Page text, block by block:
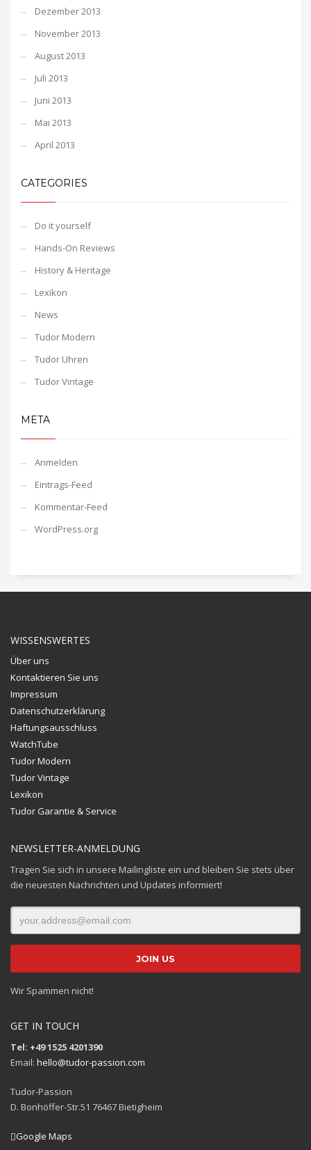
Dezember 2013
November 2013
August 2013
Juli 2013
Juni 2013
Mai 2013
April 2013
CATEGORIES
Do it yourself
Hands-On Reviews
History & Heritage
Lexikon
News
Tudor Modern
Tudor Uhren
Tudor Vintage
META
Anmelden
Eintrags-Feed
Kommentar-Feed
WordPress.org
WISSENSWERTES
Über uns
Kontaktieren Sie uns
Impressum
Datenschutzerklärung
Haftungsausschluss
WatchTube
Tudor Modern
Tudor Vintage
Lexikon
Tudor Garantie & Service
NEWSLETTER-ANMELDUNG
Tragen Sie sich in unsere Mailingliste ein und bleiben Sie stets über
die neuesten Nachrichten und Updates informiert!
Wir Spammen nicht!
GET IN TOUCH
Tel: +49 1525 4201390
Email: hello@tudor-passion.com
Tudor-Passion
D. Bonhöffer-Str.51 76467 Bietigheim
Google Maps